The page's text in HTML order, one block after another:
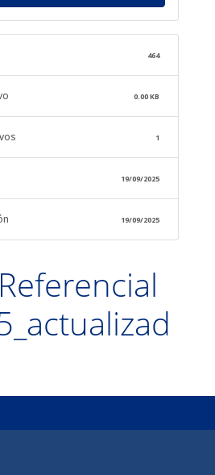
464
0.00 KB
1
19/09/2025
19/09/2025